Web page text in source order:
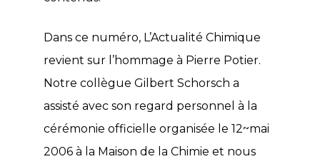
Dans ce numéro, L’Actualité Chimique
revient sur l’hommage à Pierre Potier.
Notre collègue Gilbert Schorsch a
assisté avec son regard personnel à la
cérémonie officielle organisée le 12~mai
2006 à la Maison de la Chimie et nous